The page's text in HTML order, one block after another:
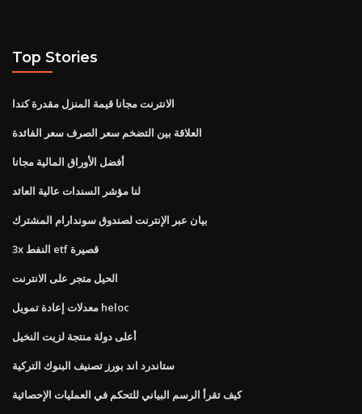
Top Stories
الانترنت مجانا قيمة المنزل مقدرة كندا
العلاقة بين التضخم سعر الصرف سعر الفائدة
أفضل الأوراق المالية مجانا
لنا مؤشر السندات عالية العائد
بيان عبر الإنترنت لصندوق سوندارام المشترك
3x النفط etf قصيرة
الحيل متجر على الانترنت
معدلات إعادة تمويل heloc
أعلى دولة منتجة لزيت النخيل
ستاندرد اند بورز تصنيف البنوك التركية
كيف تقرأ الرسم البياني للتحكم في العمليات الإحصائية